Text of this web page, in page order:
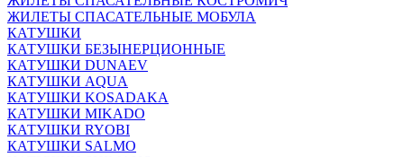
ЖИЛЕТЫ СПАСАТЕЛЬНЫЕ МОБУЛА
КАТУШКИ
КАТУШКИ БЕЗЫНЕРЦИОННЫЕ
КАТУШКИ DUNAEV
КАТУШКИ AQUA
КАТУШКИ KOSADAKA
КАТУШКИ MIKADO
КАТУШКИ RYOBI
КАТУШКИ SALMO